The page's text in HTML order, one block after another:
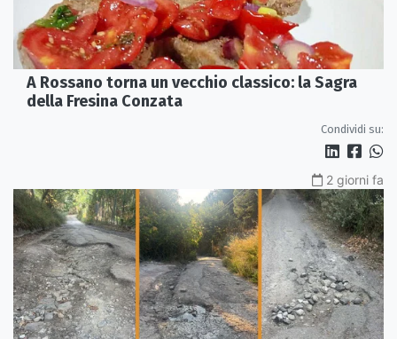
A Rossano torna un vecchio classico: la Sagra
della Fresina Conzata
Condividi su:
2 giorni fa